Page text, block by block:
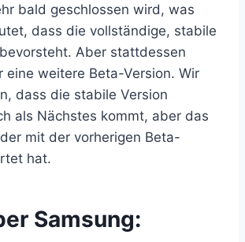
bald geschlossen wird, was
dass die vollständige, stabile
Aber stattdessen
eine weitere Beta-Version. Wir
dass die stabile Version
als Nächstes kommt, aber das
mit der vorherigen Beta-
hat.
Samsung: